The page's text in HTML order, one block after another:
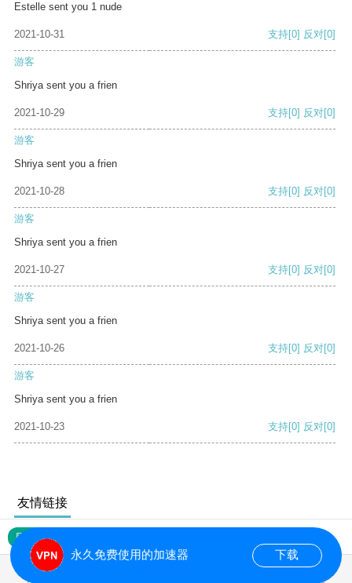
Estelle sent you 1 nude
2021-10-31 支持[0] 反对[0]
游客
Shriya sent you a frien
2021-10-29 支持[0] 反对[0]
游客
Shriya sent you a frien
2021-10-28 支持[0] 反对[0]
游客
Shriya sent you a frien
2021-10-27 支持[0] 反对[0]
游客
Shriya sent you a frien
2021-10-26 支持[0] 反对[0]
游客
Shriya sent you a frien
2021-10-23 支持[0] 反对[0]
友情链接
网站地图
永久免费使用的加速器 下载